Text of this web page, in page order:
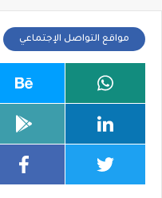
مواقع التواصل الإجتماعي